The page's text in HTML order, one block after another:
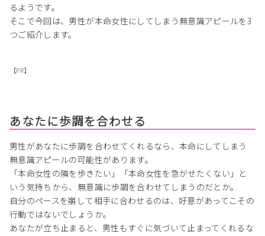
るようです。
そこで今回は、男性が本命女性にしてしまう無意識アピールを3
つご紹介します。
【PR】
あなたに歩調を合わせる
男性があなたに歩調を合わせてくれるなら、本命にしてしまう
無意識アピールの可能性があります。
「本命女性の隣を歩きたい」「本命女性を急がせたくない」と
いう気持ちから、無意識に歩調を合わせてしまうのだとか。
自分のペースを崩して相手に合わせるのは、好意があってこその
行動ではないでしょうか。
あなたが立ち止まると、男性もすぐに気づいて止まってくれるな